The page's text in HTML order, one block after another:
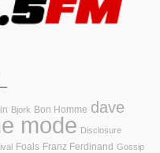
Bjork Bon Homme dave
mode Disclosure
Foals Franz Ferdinand Gossip